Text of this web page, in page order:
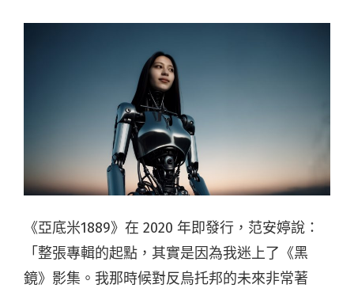
《亞底米1889》在 2020 年即發行，范安婷說：
「整張專輯的起點，其實是因為我迷上了《黑
鏡》影集。我那時候對反烏托邦的未來非常著